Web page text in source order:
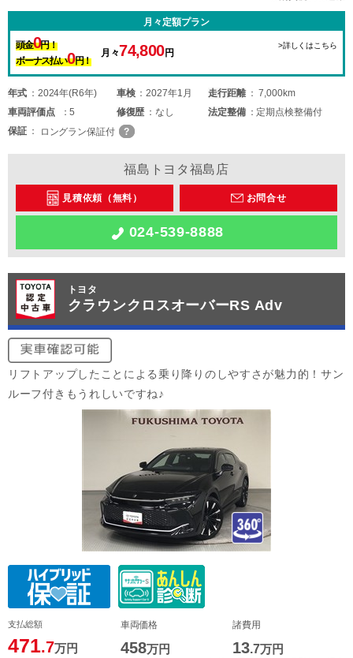
月々定額プラン
頭金0円！
ボーナス払い0円！
月々74,800円
>詳しくはこちら
年式 2024年(R6年) 車検 2027年1月 走行距離
7,000km
車両評価点 5 修復歴 なし 法定整備
定期点検整備付
保証
ロングラン保証付
福島トヨタ福島店
見積依頼（無料） お問合せ
024-539-8888
トヨタ
クラウンクロスオーバーRS Adv
リフトアップしたことによる乗り降りのしやすさが魅力的！サン
ルーフ付きもうれしいですね♪
支払総額
471.7万円
車両価格
458万円
諸費用
13.7万円